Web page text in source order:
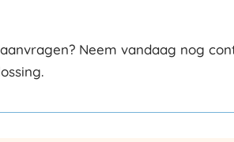
Neem vandaag nog